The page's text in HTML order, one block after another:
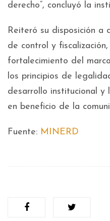
derecho”, concluyó la
Reiteró su disposición a
de control y
fortalecimiento del
los principios de
desarrollo institucional y
en beneficio de la
Fuente: MINERD